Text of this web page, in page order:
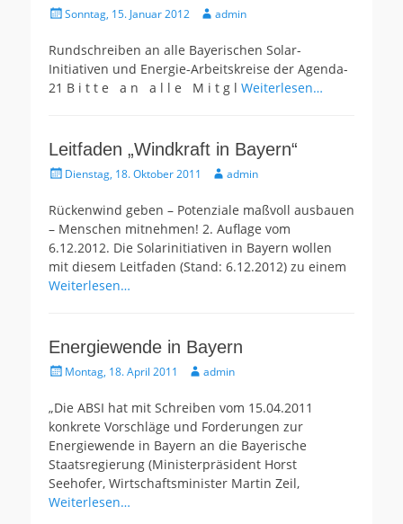
Gepostet
Sonntag, 15. Januar 2012 Autoradmin
Rundschreiben an alle Bayerischen Solar-
Initiativen und Energie-Arbeitskreise der Agenda-
21 B i t t e a n a l l e M i t g l Weiterlesen…
Leitfaden „Windkraft in Bayern“
Gepostet
Dienstag, 18. Oktober 2011 Autoradmin
Rückenwind geben – Potenziale maßvoll ausbauen
– Menschen mitnehmen! 2. Auflage vom
6.12.2012. Die Solarinitiativen in Bayern wollen
mit diesem Leitfaden (Stand: 6.12.2012) zu einem
Weiterlesen…
Energiewende in Bayern
Gepostet
Montag, 18. April 2011 Autoradmin
„Die ABSI hat mit Schreiben vom 15.04.2011
konkrete Vorschläge und Forderungen zur
Energiewende in Bayern an die Bayerische
Staatsregierung (Ministerpräsident Horst
Seehofer, Wirtschaftsminister Martin Zeil,
Weiterlesen…